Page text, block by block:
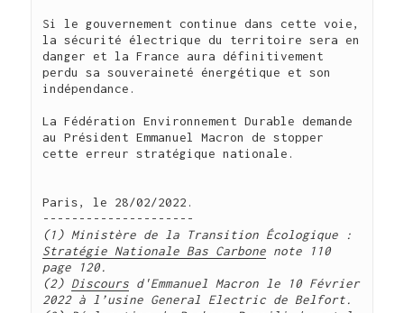
Si le gouvernement continue dans cette voie,
la sécurité électrique du territoire sera en
danger et la France aura définitivement
perdu sa souveraineté énergétique et son
indépendance.
La Fédération Environnement Durable demande
au Président Emmanuel Macron de stopper
cette erreur stratégique nationale.
Paris, le 28/02/2022.
(1) Ministère de la Transition Écologique :
Stratégie Nationale Bas Carbone note 110
page 120.
(2) Discours d'Emmanuel Macron le 10 Février
2022 à l’usine General Electric de Belfort.